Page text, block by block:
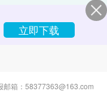
立即下载
邮箱：58377363@163.com